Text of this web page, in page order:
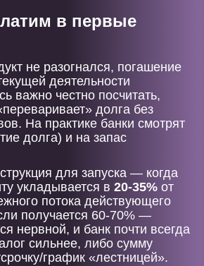
в первые
не разогнался, погашение
деятельности
важно честно посчитать,
долга без
На практике банки смотрят
долга) и на запас
для запуска — когда
укладывается в 20-35% от
потока действующего
получается 60-70% —
нервной, и банк почти всегда
сильнее, либо сумму
график «лестницей».